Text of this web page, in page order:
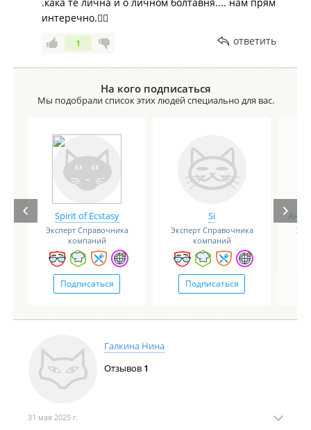
интеречно.🤷‍♀️
1 ответить
На кого подписаться
Мы подобрали список этих людей специально для вас.
Spirit of Ecstasy
Эксперт Справочника
компаний
Подписаться
Si
Эксперт Справочника
компаний
Подписаться
Галкина Нина
Отзывов 1
31 мая 2025 г.